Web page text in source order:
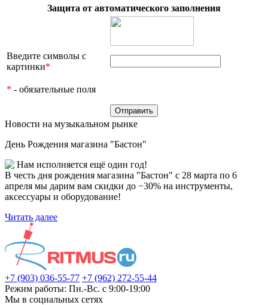
Защита от автоматического заполнения
Введите символы с
картинки*
* - обязательные поля
Новости на музыкальном рынке
День Рождения магазина "Бастон"
Нам исполняется ещё один год!
В честь дня рождения магазина "Бастон" с 28 марта по 6
апреля мы дарим вам скидки до −30% на инструменты,
аксессуары и оборудование!
Читать далее
+7 (903) 036-55-77 +7 (962) 272-55-44
Режим работы: Пн.-Вс. с 9:00-19:00
Мы в социальных сетях